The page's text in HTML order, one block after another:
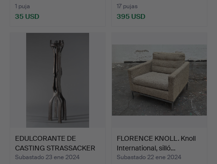
1 puja
35 USD
17 pujas
395 USD
EDULCORANTE DE
CASTING STRASSACKER
ART. Es…
Subastado 23 ene 2024
FLORENCE KNOLL. Knoll
International, silló…
Subastado 22 ene 2024